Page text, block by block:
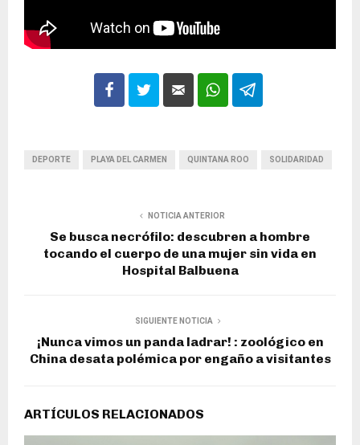
DEPORTE PLAYA DEL CARMEN QUINTANA ROO SOLIDARIDAD
NOTICIA ANTERIOR
Se busca necrófilo: descubren a hombre
tocando el cuerpo de una mujer sin vida en
Hospital Balbuena
SIGUIENTE NOTICIA
¡Nunca vimos un panda ladrar! : zoológico en
China desata polémica por engaño a visitantes
ARTÍCULOS RELACIONADOS